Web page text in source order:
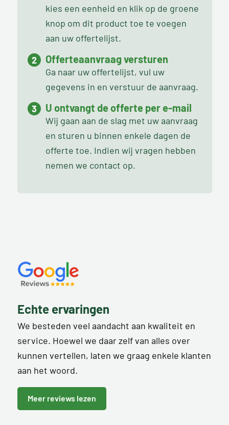
kies een eenheid en klik op de groene
knop om dit product toe te voegen
aan uw offertelijst.
Offerteaanvraag versturen
Ga naar uw offertelijst, vul uw
gegevens in en verstuur de aanvraag.
U ontvangt de offerte per e-mail
Wij gaan aan de slag met uw aanvraag
en sturen u binnen enkele dagen de
offerte toe. Indien wij vragen hebben
nemen we contact op.
Echte ervaringen
We besteden veel aandacht aan kwaliteit en
service. Hoewel we daar zelf van alles over
kunnen vertellen, laten we graag enkele klanten
aan het woord.
Meer reviews lezen